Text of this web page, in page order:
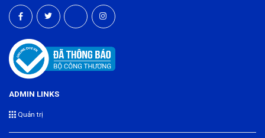
ADMIN LINKS
Quản trị